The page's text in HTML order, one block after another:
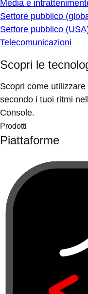
Media e
Settore pubblico
Settore pubblico
Telecomunicazioni
Scopri le
Scopri come
secondo i tuoi ritmi
Console.
Prodotti
Piattaforme